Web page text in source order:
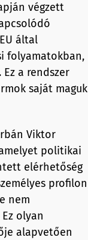
végzett
által
folyamatokban,
a rendszer
saját maguk
Viktor
politikai
elérhetőség
profilon
nem
olyan
alapvetően